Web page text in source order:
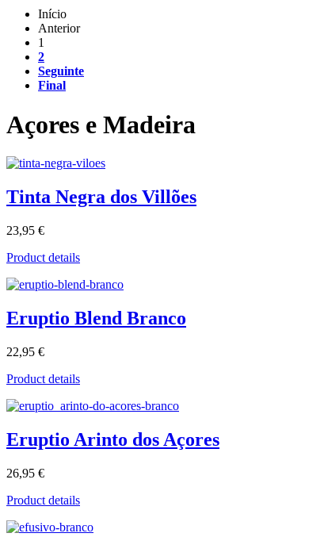
Início
Anterior
1
2
Seguinte
Final
Açores e Madeira
Tinta Negra dos Villões
23,95 €
Product details
Eruptio Blend Branco
22,95 €
Product details
Eruptio Arinto dos Açores
26,95 €
Product details